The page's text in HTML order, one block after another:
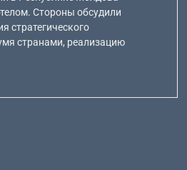
Стороны обсудили
стратегического
странами, реализацию